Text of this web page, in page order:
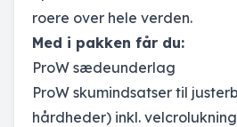
roere over hele verden.
Med i pakken får du:
ProW sædeunderlag
ProW skumindsatser til
hårdheder) inkl. velcrolukning